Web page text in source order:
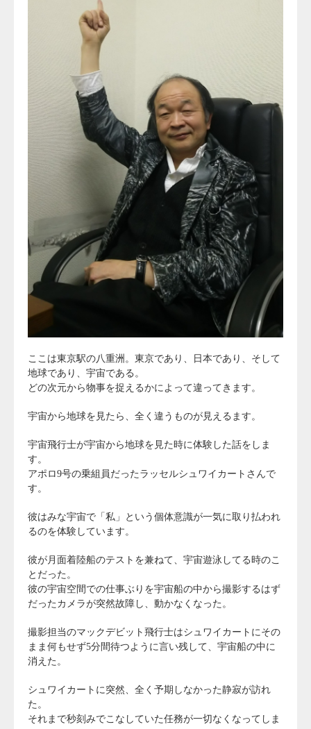
ここは東京駅の八重洲。東京であり、日本であり、そして
地球であり、宇宙である。
どの次元から物事を捉えるかによって違ってきます。
宇宙から地球を見たら、全く違うものが見えるます。
宇宙飛行士が宇宙から地球を見た時に体験した話をしま
す。
アポロ9号の乗組員だったラッセルシュワイカートさんで
す。
彼はみな宇宙で「私」という個体意識が一気に取り払われ
るのを体験しています。
彼が月面着陸船のテストを兼ねて、宇宙遊泳してる時のこ
とだった。
彼の宇宙空間での仕事ぶりを宇宙船の中から撮影するはず
だったカメラが突然故障し、動かなくなった。
撮影担当のマックデビット飛行士はシュワイカートにその
まま何もせず5分間待つように言い残して、宇宙船の中に
消えた。
シュワイカートに突然、全く予期しなかった静寂が訪れ
た。
それまで秒刻みでこなしていた任務が一切なくなってしま